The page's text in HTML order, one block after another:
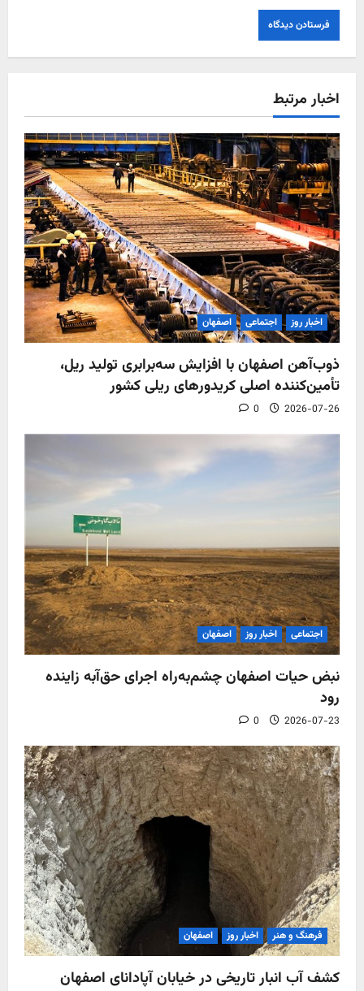
اخبار مرتبط
اخبار روز اجتماعی اصفهان
ذوب‌آهن اصفهان با افزایش سه‌برابری تولید ریل،
تأمین‌کننده اصلی کریدورهای ریلی کشور
2026-07-26
0
اجتماعی اخبار روز اصفهان
نبض حیات اصفهان چشم‌به‌راه اجرای حق‌آبه زاینده
رود
2026-07-23
0
فرهنگ و هنر اخبار روز اصفهان
کشف آب‌ انبار تاریخی در خیابان آپادانای اصفهان